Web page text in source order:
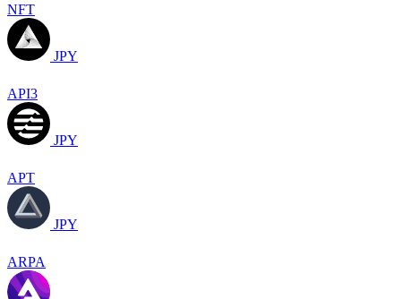
NFT
JPY
API3
JPY
APT
JPY
ARPA